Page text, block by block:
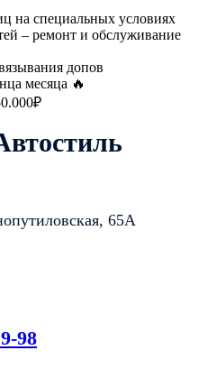
на специальных условиях
– ремонт и обслуживание
допов
месяца 🔥
65А
98